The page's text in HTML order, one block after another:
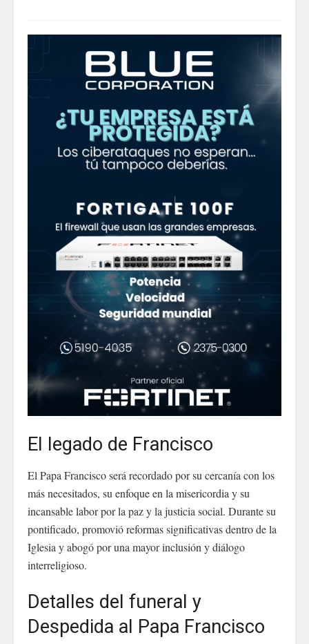
El legado de Francisco
El Papa Francisco será recordado por su cercanía con los
más necesitados, su enfoque en la misericordia y su
incansable labor por la paz y la justicia social. Durante su
pontificado, promovió reformas significativas dentro de la
Iglesia y abogó por una mayor inclusión y diálogo
interreligioso.
Detalles del funeral y
Despedida al Papa Francisco